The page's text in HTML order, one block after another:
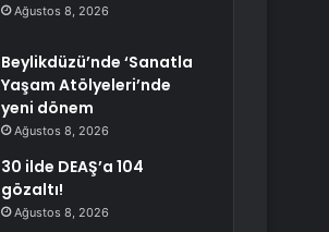
Ağustos 8, 2026
Beylikdüzü’nde ‘Sanatla
Yaşam Atölyeleri’nde
yeni dönem
Ağustos 8, 2026
30 ilde DEAŞ’a 104
gözaltı!
Ağustos 8, 2026